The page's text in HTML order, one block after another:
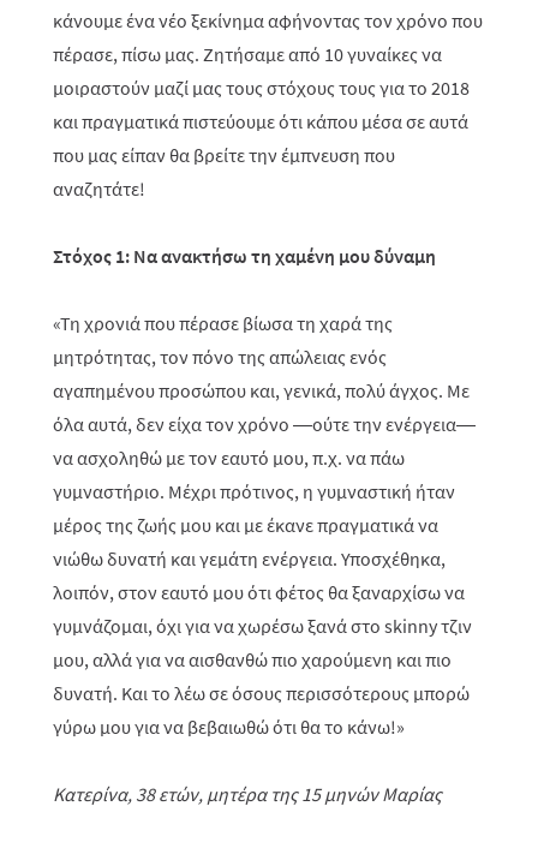
κάνουμε ένα νέο ξεκίνημα αφήνοντας τον χρόνο που
πέρασε, πίσω μας. Ζητήσαμε από 10 γυναίκες να
μοιραστούν μαζί μας τους στόχους τους για το 2018
και πραγματικά πιστεύουμε ότι κάπου μέσα σε αυτά
που μας είπαν θα βρείτε την έμπνευση που
αναζητάτε!
Στόχος 1: Να ανακτήσω τη χαμένη μου δύναμη
«Τη χρονιά που πέρασε βίωσα τη χαρά της
μητρότητας, τον πόνο της απώλειας ενός
αγαπημένου προσώπου και, γενικά, πολύ άγχος. Με
όλα αυτά, δεν είχα τον χρόνο —ούτε την ενέργεια—
να ασχοληθώ με τον εαυτό μου, π.χ. να πάω
γυμναστήριο. Μέχρι πρότινος, η γυμναστική ήταν
μέρος της ζωής μου και με έκανε πραγματικά να
νιώθω δυνατή και γεμάτη ενέργεια. Υποσχέθηκα,
λοιπόν, στον εαυτό μου ότι φέτος θα ξαναρχίσω να
γυμνάζομαι, όχι για να χωρέσω ξανά στο skinny τζιν
μου, αλλά για να αισθανθώ πιο χαρούμενη και πιο
δυνατή. Και το λέω σε όσους περισσότερους μπορώ
γύρω μου για να βεβαιωθώ ότι θα το κάνω!»
Κατερίνα, 38 ετών, μητέρα της 15 μηνών Μαρίας